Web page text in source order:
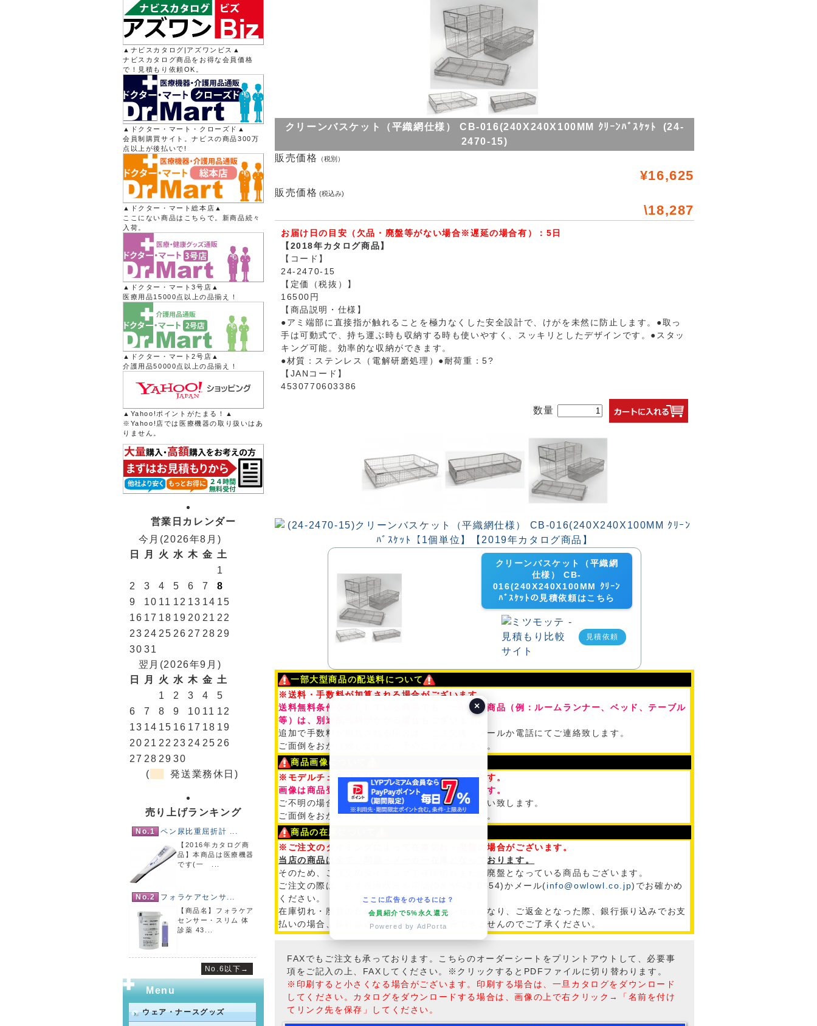
クリーンバスケット（平織網仕様） CB-016(240X240X100MM ｸﾘｰﾝﾊﾞｽｹｯﾄ (24-
2470-15)
販売価格
（税別）
¥16,625
販売価格 (税込み)
\18,287
お届け日の目安（欠品・廃盤等がない場合※遅延の場合有）：5日
【2018年カタログ商品】
【コード】
24-2470-15
【定価（税抜）】
16500円
【商品説明・仕様】
●アミ端部に直接指が触れることを極力なくした安全設計で、けがを未然に防止します。●取っ
手は可動式で、持ち運ぶ時も収納する時も使いやすく、スッキリとしたデザインです。●スタッ
キング可能。効率的な収納ができます。
●材質：ステンレス（電解研磨処理）●耐荷重：5?
【JANコード】
4530770603386
数量
クリーンバスケット（平織網
仕様） CB-
016(240X240X100MM ｸﾘｰﾝ
ﾊﾞｽｹｯﾄの見積依頼はこちら
見積依頼
一部大型商品の配送料について
※送料・手数料が加算される場合がございます。
送料無料条件を満たしている商品でも、一部大型商品（例：ルームランナー、ベッド、テーブル
等）は、別途配送料がかかる場合もございます。
追加で手数料が加算される場合は、ご注文後、メールか電話にてご連絡致します。
ご面倒をおかけ致しますが、予めご了承ください。
商品画像について
※モデルチェンジとなっている可能性がございます。
画像は商品登録時の商品イメージとなっております。
ご不明の場合は、ご注文の前に必ずご確認を御願い致します。
ご面倒をおかけ致しますが、予めご了承ください。
商品の在庫について
※ご注文のタイミングによって在庫切れ・廃盤の場合がございます。
当店の商品は全て、問屋・メーカー在庫となっております。
そのため、ご注文のタイミングで在庫切れまたは廃盤となっている商品もございます。
ご注文の際は、必ず在庫状況を電話(03-5542-0554)かメール(info@owlowl.co.jp)でお確かめ
ください。
在庫切れ・廃盤のために、ご注文がキャンセルになり、ご返金となった際、銀行振り込みでお支
払いの場合、銀行振込み手数料は、ご返金できませんのでご了承ください。
FAXでもご注文も承っております。こちらのオーダーシートをプリントアウトして、必要事
項をご記入の上、FAXしてください。※クリックするとPDFファイルに切り替わります。
※印刷すると小さくなる場合がございます。印刷する場合は、一旦カタログをダウンロード
してください。カタログをダウンロードする場合は、画像の上で右クリック→「名前を付け
てリンク先を保存」してください。
▲ナビスカタログ|アズワンビス▲
ナビスカタログ商品をお得な会員価格
で！見積もり依頼OK。
▲ドクター・マート・クローズド▲
会員制購買サイト。ナビスの商品300万
点以上が後払いで!
▲ドクター・マート総本店▲
ここにない商品はこちらで。新商品続々
入荷。
▲ドクター・マート3号店▲
医療用品15000点以上の品揃え！
▲ドクター・マート2号店▲
介護用品50000点以上の品揃え！
▲Yahoo!ポイントがたまる！▲
※Yahoo!店では医療機器の取り扱いはあ
りません。
営業日カレンダー
今月(2026年8月)
日
月 火 水 木 金 土
1
2
3 4 5 6 7
8
9
10 11 12 13 14 15
16 17 18 19 20 21 22
23 24 25 26 27 28 29
30 31
翌月(2026年9月)
日
月 火 水 木 金 土
1
2 3 4
5
6
7 8 9 10 11 12
13 14 15 16 17 18 19
20 21 22 23 24 25 26
27 28 29 30
(
発送業務休日)
売り上げランキング
No.1 ペン尿比重屈折計 ...
【2016年カタログ商
品】本商品は医療機器
です(一 ...
No.2 フォラケアセンサ...
【商品名】フォラケア
センサー・スリム 体
診薬 43...
No.6以下→
Menu
ウェア・ナースグッズ
ここに広告をのせるには？
会員紹介で5%永久還元
Powered by AdPorta
×